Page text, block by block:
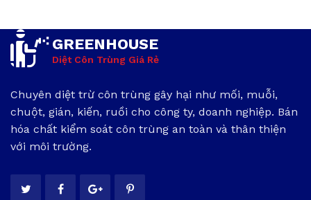
GREENHOUSE
Diệt Côn Trùng Giá Rẻ
Chuyên diệt trừ côn trùng gây hại như mối, muỗi,
chuột, gián, kiến, ruồi cho công ty, doanh nghiệp. Bán
hóa chất kiểm soát côn trùng an toàn và thân thiện
với môi trường.